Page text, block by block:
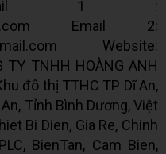
Email 1 :
Email 2:
Website:
TY TNHH HOÀNG ANH
đô thị TTHC TP Dĩ An,
An, Tỉnh Bình Dương, Việt
Bi Dien, Gia Re, Chinh
BienTan, Cam Bien,